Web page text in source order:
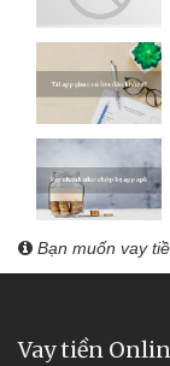
Bạn muốn vay
Vay tiền